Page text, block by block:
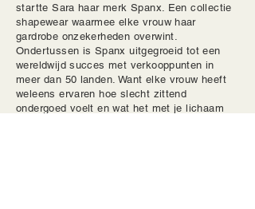
startte Sara haar merk Spanx. Een collectie
shapewear waarmee elke vrouw haar
gardrobe onzekerheden overwint.
Ondertussen is Spanx uitgegroeid tot een
wereldwijd succes met verkooppunten in
meer dan 50 landen. Want elke vrouw heeft
weleens ervaren hoe slecht zittend
ondergoed voelt en wat het met je lichaam